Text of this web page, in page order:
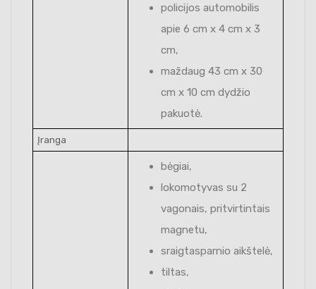
policijos automobilis
apie 6 cm x 4 cm x 3
cm,
maždaug 43 cm x 30
cm x 10 cm dydžio
pakuotė.
Įranga
bėgiai,
lokomotyvas su 2
vagonais, pritvirtintais
magnetu,
sraigtasparnio aikštelė,
tiltas,